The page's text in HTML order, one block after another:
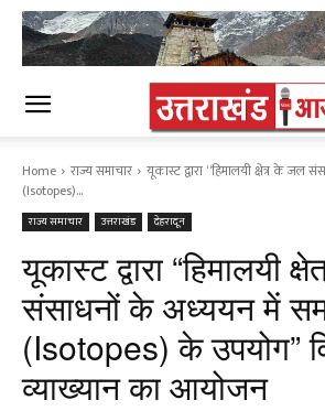
Home राज्य समाचार
यूकास्ट द्वारा “हिमालयी क्षेत्र के जल
(Isotopes)...
राज्य समाचार उत्तराखंड देहरादून
यूकास्ट द्वारा “हिमालयी
संसाधनों के अध्ययन में
(Isotopes) के उपयोग”
व्याख्यान का आयोजन